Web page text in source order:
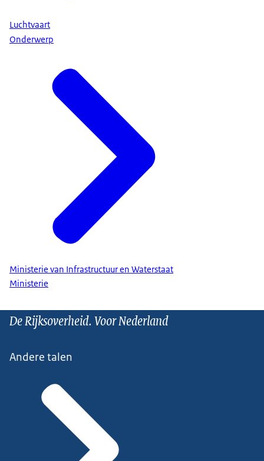
Luchtvaart
Onderwerp
Ministerie van Infrastructuur en Waterstaat
Ministerie
De Rijksoverheid. Voor Nederland
Andere talen